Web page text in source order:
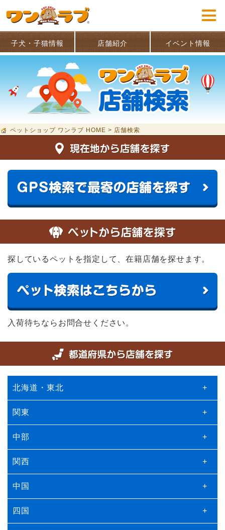
子犬・子猫情報 店舗紹介 イベント情報
ペットショップ ワンラブ HOME > 店舗検索
探しているペットを指定して、在籍店舗を探せます。
入荷待ちならお問合せください。
北海道・東北 +
関東 +
中部 +
関西 +
中国 +
四国 +